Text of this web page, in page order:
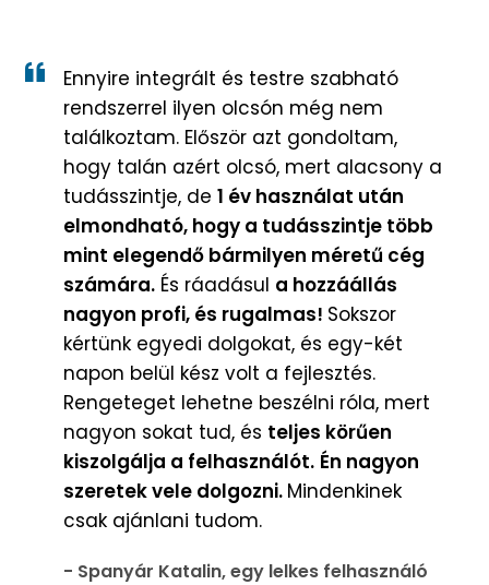
Ennyire integrált és testre szabható
rendszerrel ilyen olcsón még nem
találkoztam. Először azt gondoltam,
hogy talán azért olcsó, mert alacsony a
tudásszintje, de1 év használat után
elmondható, hogy a tudásszintje több
mint elegendő bármilyen méretű cég
számára. És ráadásul a hozzáállás
nagyon profi, és rugalmas! Sokszor
kértünk egyedi dolgokat, és egy-két
napon belül kész volt a fejlesztés.
Rengeteget lehetne beszélni róla, mert
nagyon sokat tud, és teljes körűen
kiszolgálja a felhasználót. Én nagyon
szeretek vele dolgozni. Mindenkinek
csak ajánlani tudom.
- Spanyár Katalin, egy lelkes felhasználó